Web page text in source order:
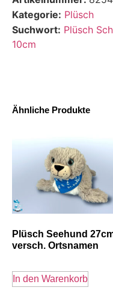
Kategorie: Plüsch
Suchwort: Plüsch
10cm
Ähnliche Produkte
Plüsch Seehund
versch. Ortsnamen
In den Warenkorb